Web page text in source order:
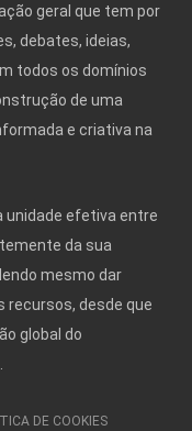
geral que tem por
debates, ideias,
todos os domínios
de uma
e criativa na
unidade efetiva entre
da sua
mesmo dar
recursos, desde que
global do
DE COOKIES